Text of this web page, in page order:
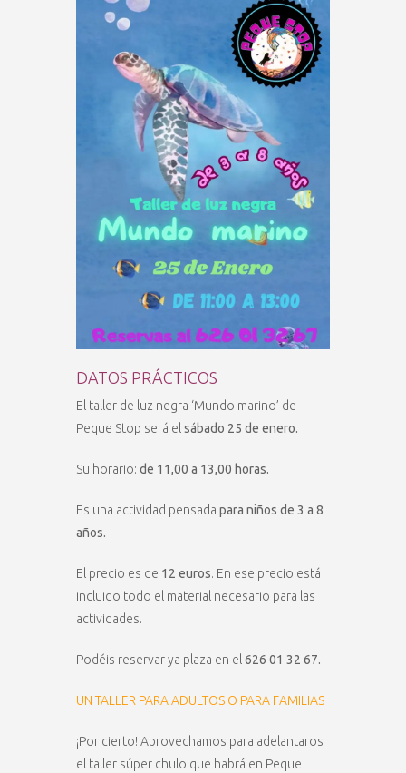
DATOS PRÁCTICOS
El taller de luz negra ‘Mundo marino’ de
Peque Stop será elsábado 25 de enero.
Su horario: de 11,00 a 13,00 horas.
Es una actividad pensada para niños de 3 a 8
años.
El precio es de 12 euros. En ese precio está
incluido todo el material necesario para las
actividades.
Podéis reservar ya plaza en el626 01 32 67.
UN TALLER PARA ADULTOS O PARA FAMILIAS
¡Por cierto! Aprovechamos para adelantaros
el taller súper chulo que habrá en Peque